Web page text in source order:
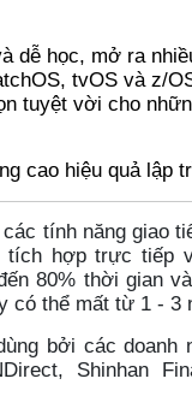
dễ học, mở ra
tvOS và z/
tuyệt vời cho
cao hiệu quả lập
tính năng giao
hợp trực tiếp
80% thời gian
có thể mất từ 1 - 3
bởi các doanh
Shinhan